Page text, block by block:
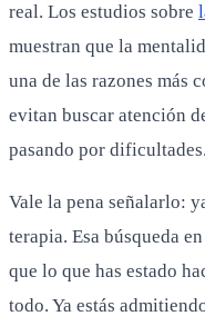
real. Los estudios sobre
muestran que la
una de las razones más
evitan buscar atención
pasando por dificultades.
Vale la pena señalarlo:
terapia. Esa búsqueda
que lo que has estado
todo. Ya estás